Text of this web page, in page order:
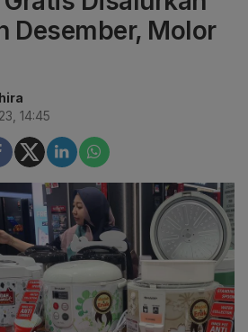
Desember, Molor
14:45